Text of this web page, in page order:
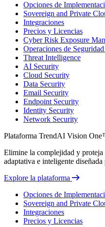
Opciones de
Sovereign and Private
Integraciones
Precios y Licencias
Cyber Risk Exposure
Operaciones de
Threat Intelligence
AI Security
Cloud Security
Data Security
Email Security
Endpoint Security
Identity Security
Network Security
Plataforma TrendAI Vision
Elimine la complejidad y proteja
adaptativa e inteligente
Explore la plataforma
Opciones de
Sovereign and Private
Integraciones
Precios y Licencias